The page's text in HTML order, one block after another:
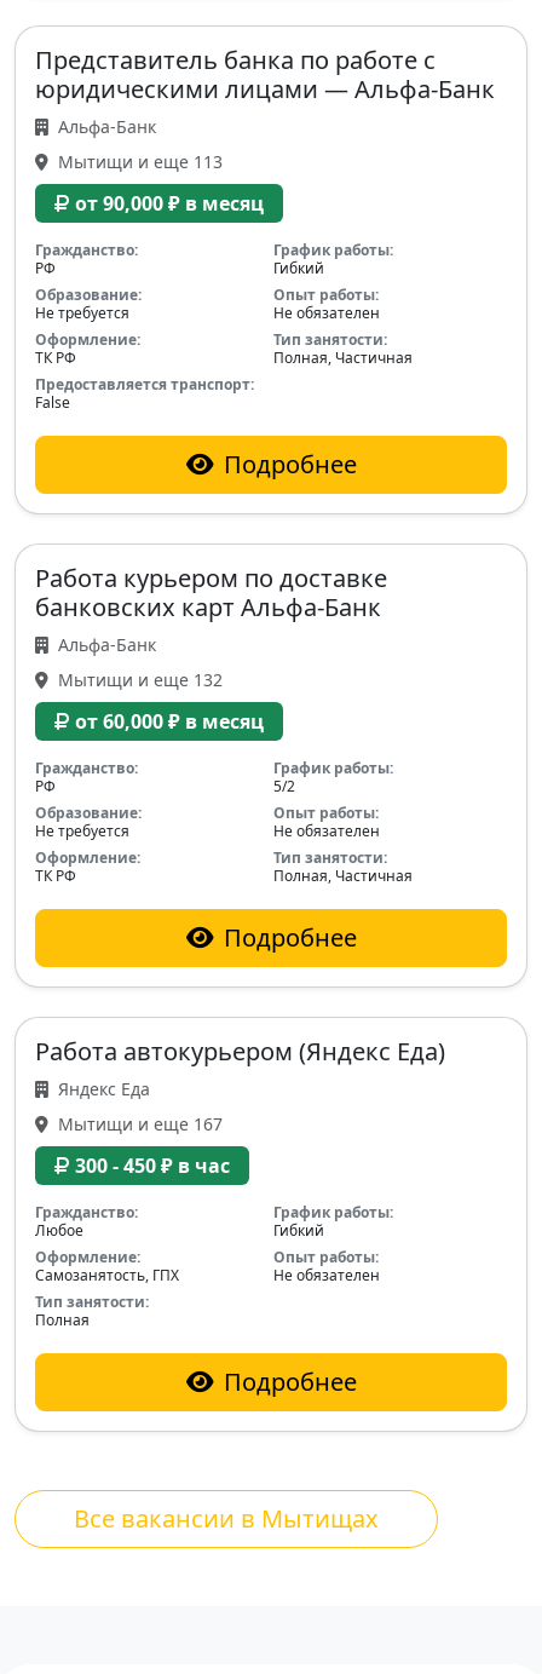
Представитель банка по работе с
юридическими лицами — Альфа-Банк
Альфа-Банк
Мытищи и еще 113
от 90,000 ₽ в месяц
Гражданство:
РФ
График работы:
Гибкий
Образование:
Не требуется
Опыт работы:
Не обязателен
Оформление:
ТК РФ
Тип занятости:
Полная, Частичная
Предоставляется транспорт:
False
Подробнее
Работа курьером по доставке
банковских карт Альфа-Банк
Альфа-Банк
Мытищи и еще 132
от 60,000 ₽ в месяц
Гражданство:
РФ
График работы:
5/2
Образование:
Не требуется
Опыт работы:
Не обязателен
Оформление:
ТК РФ
Тип занятости:
Полная, Частичная
Подробнее
Работа автокурьером (Яндекс Еда)
Яндекс Еда
Мытищи и еще 167
300 - 450 ₽ в час
Гражданство:
Любое
График работы:
Гибкий
Оформление:
Самозанятость, ГПХ
Опыт работы:
Не обязателен
Тип занятости:
Полная
Подробнее
Все вакансии в Мытищах